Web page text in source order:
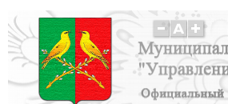
Перейти к основному содержанию